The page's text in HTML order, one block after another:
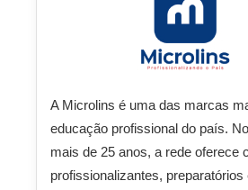
A Microlins é uma das marcas
educação profissional do país.
mais de 25 anos, a rede oferece
profissionalizantes, preparatórios